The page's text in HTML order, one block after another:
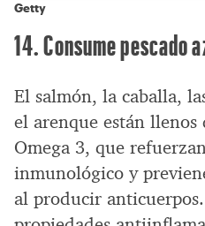
Getty
14. Consume pescado
El salmón, la caballa,
el arenque están llenos
Omega 3, que
inmunológico y
al producir